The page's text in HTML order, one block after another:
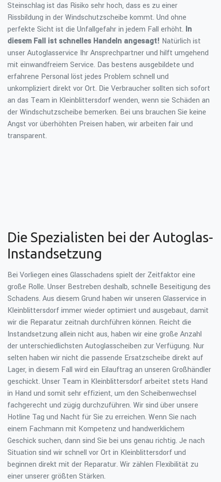
Steinschlag ist das Risiko sehr hoch, dass es zu einer
Rissbildung in der Windschutzscheibe kommt. Und ohne
perfekte Sicht ist die Unfallgefahr in jedem Fall erhöht. In
diesem Fall ist schnelles Handeln angesagt! Natürlich ist
unser Autoglasservice Ihr Ansprechpartner und hilft umgehend
mit einwandfreiem Service. Das bestens ausgebildete und
erfahrene Personal löst jedes Problem schnell und
unkompliziert direkt vor Ort. Die Verbraucher sollten sich sofort
an das Team in Kleinblittersdorf wenden, wenn sie Schäden an
der Windschutzscheibe bemerken. Bei uns brauchen Sie keine
Angst vor überhöhten Preisen haben, wir arbeiten fair und
transparent.
Die Spezialisten bei der Autoglas-
Instandsetzung
Bei Vorliegen eines Glasschadens spielt der Zeitfaktor eine
große Rolle. Unser Bestreben deshalb, schnelle Beseitigung des
Schadens. Aus diesem Grund haben wir unseren Glasservice in
Kleinblittersdorf immer wieder optimiert und ausgebaut, damit
wir die Reparatur zeitnah durchführen können. Reicht die
Instandsetzung allein nicht aus, haben wir eine große Anzahl
der unterschiedlichsten Autoglasscheiben zur Verfügung. Nur
selten haben wir nicht die passende Ersatzscheibe direkt auf
Lager, in diesem Fall wird ein Eilauftrag an unseren Großhändler
geschickt. Unser Team in Kleinblittersdorf arbeitet stets Hand
in Hand und somit sehr effizient, um den Scheibenwechsel
fachgerecht und zügig durchzuführen. Wir sind über unsere
Hotline Tag und Nacht für Sie zu erreichen. Wenn Sie nach
einem Fachmann mit Kompetenz und handwerklichem
Geschick suchen, dann sind Sie bei uns genau richtig. Je nach
Situation sind wir schnell vor Ort in Kleinblittersdorf und
beginnen direkt mit der Reparatur. Wir zählen Flexibilität zu
einer unserer größten Stärken.